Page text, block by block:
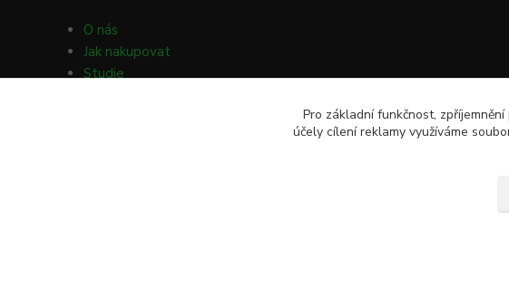
O nás
Jak nakupovat
Studie
Pro základní funkčnost,
účely cílení reklamy využíváme